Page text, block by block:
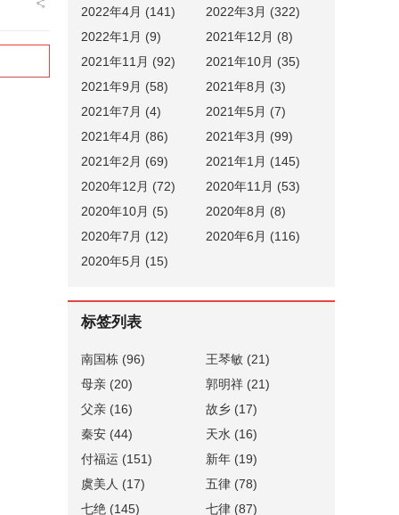
2022年4月 (141)
2022年3月 (322)
2022年1月 (9)
2021年12月 (8)
2021年11月 (92)
2021年10月 (35)
2021年9月 (58)
2021年8月 (3)
2021年7月 (4)
2021年5月 (7)
2021年4月 (86)
2021年3月 (99)
2021年2月 (69)
2021年1月 (145)
2020年12月 (72)
2020年11月 (53)
2020年10月 (5)
2020年8月 (8)
2020年7月 (12)
2020年6月 (116)
2020年5月 (15)
标签列表
南国栋 (96) 王琴敏 (21)
母亲 (20) 郭明祥 (21)
父亲 (16) 故乡 (17)
秦安 (44) 天水 (16)
付福运 (151) 新年 (19)
虞美人 (17) 五律 (78)
七绝 (145) 七律 (87)